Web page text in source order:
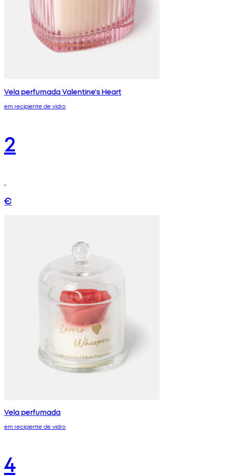
Vela perfumada Valentine's Heart
em recipiente de vidro
2
€
Vela perfumada
em recipiente de vidro
4